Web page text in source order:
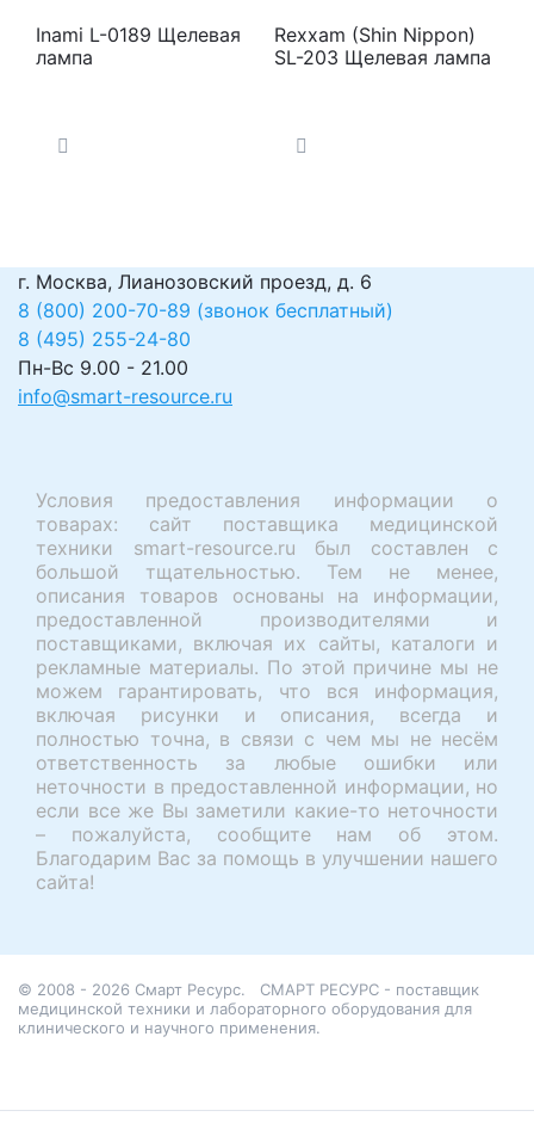
Inami L-0189 Щелевая
лампа
Rexxam (Shin Nippon)
SL-203 Щелевая лампа
г. Москва, Лианозовский проезд, д. 6
8 (800) 200-70-89 (звонок бесплатный)
8 (495) 255-24-80
Пн-Вс 9.00 - 21.00
info@smart-resource.ru
Условия предоставления информации о
товарах: сайт поставщика медицинской
техники smart-resource.ru был составлен с
большой тщательностью. Тем не менее,
описания товаров основаны на информации,
предоставленной производителями и
поставщиками, включая их сайты, каталоги и
рекламные материалы. По этой причине мы не
можем гарантировать, что вся информация,
включая рисунки и описания, всегда и
полностью точна, в связи с чем мы не несём
ответственность за любые ошибки или
неточности в предоставленной информации, но
если все же Вы заметили какие-то неточности
– пожалуйста, сообщите нам об этом.
Благодарим Вас за помощь в улучшении нашего
сайта!
© 2008 - 2026 Смарт Ресурс. СМАРТ РЕСУРС - поставщик
медицинской техники и лабораторного оборудования для
клинического и научного применения.